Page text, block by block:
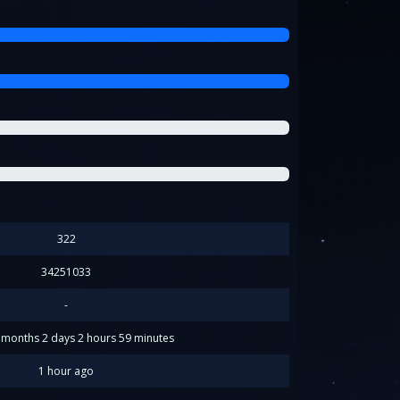
322
34251033
-
2 days 2 hours 59 minutes
1 hour ago